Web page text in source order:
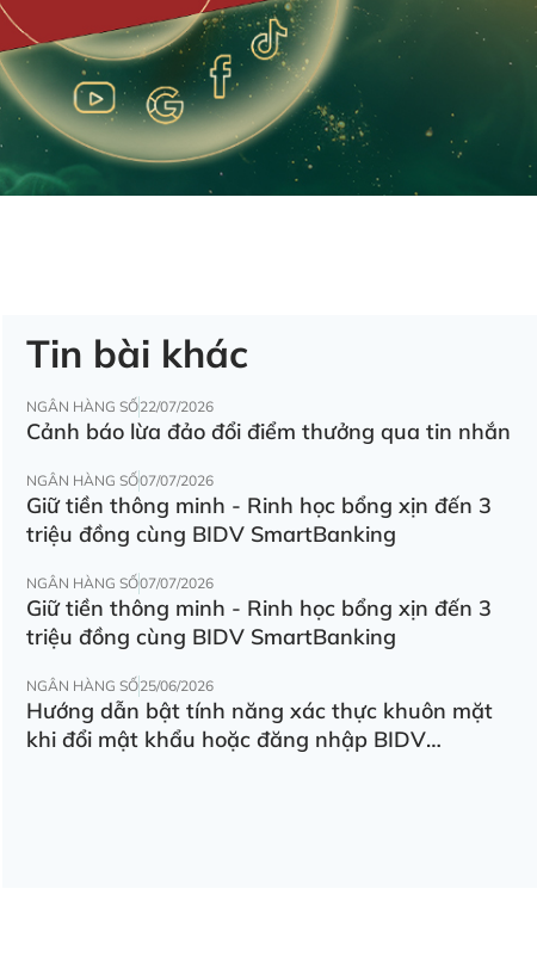
Tin bài khác
NGÂN HÀNG SỐ22/07/2026
Cảnh báo lừa đảo đổi điểm thưởng qua tin nhắn
NGÂN HÀNG SỐ07/07/2026
Giữ tiền thông minh - Rinh học bổng xịn đến 3
triệu đồng cùng BIDV SmartBanking
NGÂN HÀNG SỐ07/07/2026
Giữ tiền thông minh - Rinh học bổng xịn đến 3
triệu đồng cùng BIDV SmartBanking
NGÂN HÀNG SỐ25/06/2026
Hướng dẫn bật tính năng xác thực khuôn mặt
khi đổi mật khẩu hoặc đăng nhập BIDV